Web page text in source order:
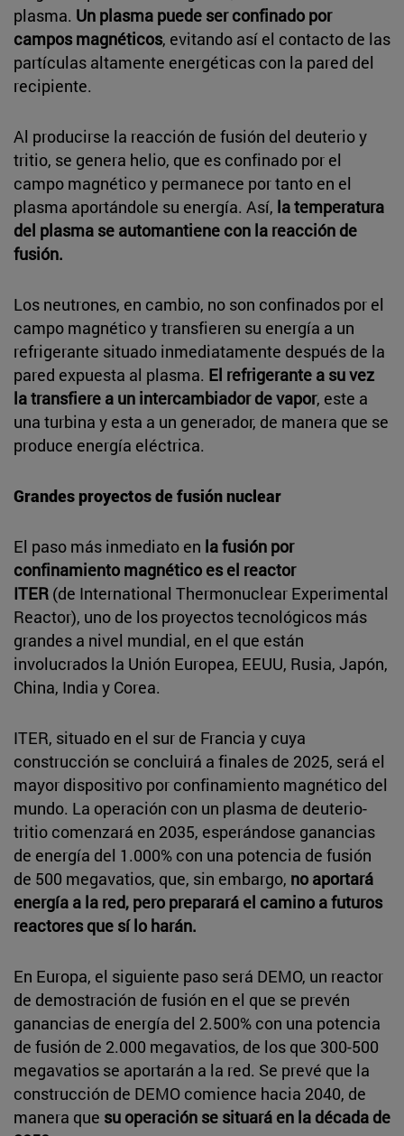
plasma. Un plasma puede ser confinado por
campos magnéticos, evitando así el contacto de las
partículas altamente energéticas con la pared del
recipiente.
Al producirse la reacción de fusión del deuterio y
tritio, se genera helio, que es confinado por el
campo magnético y permanece por tanto en el
plasma aportándole su energía. Así, la temperatura
del plasma se automantiene con la reacción de
fusión.
Los neutrones, en cambio, no son confinados por el
campo magnético y transfieren su energía a un
refrigerante situado inmediatamente después de la
pared expuesta al plasma. El refrigerante a su vez
la transfiere a un intercambiador de vapor, este a
una turbina y esta a un generador, de manera que se
produce energía eléctrica.
Grandes proyectos de fusión nuclear
El paso más inmediato en la fusión por
confinamiento magnético es el reactor
ITER (de International Thermonuclear Experimental
Reactor), uno de los proyectos tecnológicos más
grandes a nivel mundial, en el que están
involucrados la Unión Europea, EEUU, Rusia, Japón,
China, India y Corea.
ITER, situado en el sur de Francia y cuya
construcción se concluirá a finales de 2025, será el
mayor dispositivo por confinamiento magnético del
mundo. La operación con un plasma de deuterio-
tritio comenzará en 2035, esperándose ganancias
de energía del 1.000% con una potencia de fusión
de 500 megavatios, que, sin embargo, no aportará
energía a la red, pero preparará el camino a futuros
reactores que sí lo harán.
En Europa, el siguiente paso será DEMO, un reactor
de demostración de fusión en el que se prevén
ganancias de energía del 2.500% con una potencia
de fusión de 2.000 megavatios, de los que 300-500
megavatios se aportarán a la red. Se prevé que la
construcción de DEMO comience hacia 2040, de
manera que su operación se situará en la década de